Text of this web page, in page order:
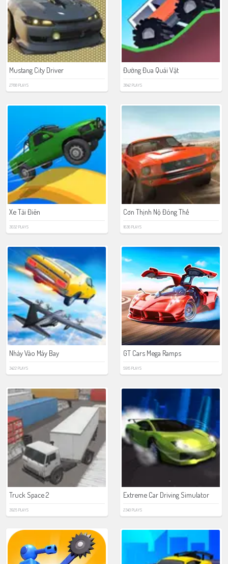
Mustang City Driver
2788 PLAYS
Đường Đua Quái Vật
3842 PLAYS
Xe Tải Điên
3032 PLAYS
Cơn Thịnh Nộ Đóng Thế
1636 PLAYS
Nhảy Vào Máy Bay
3422 PLAYS
GT Cars Mega Ramps
5915 PLAYS
Truck Space 2
3925 PLAYS
Extreme Car Driving Simulator
2340 PLAYS